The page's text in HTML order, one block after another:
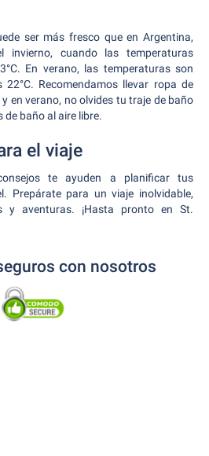
ser más fresco que en Argentina,
invierno, cuando las temperaturas
En verano, las temperaturas son
Recomendamos llevar ropa de
en verano, no olvides tu traje de baño
baño al aire libre.
el viaje
te ayuden a planificar tus
Prepárate para un viaje inolvidable,
y aventuras. ¡Hasta pronto en St.
con nosotros